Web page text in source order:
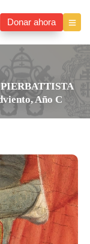
Donar ahora
Año C